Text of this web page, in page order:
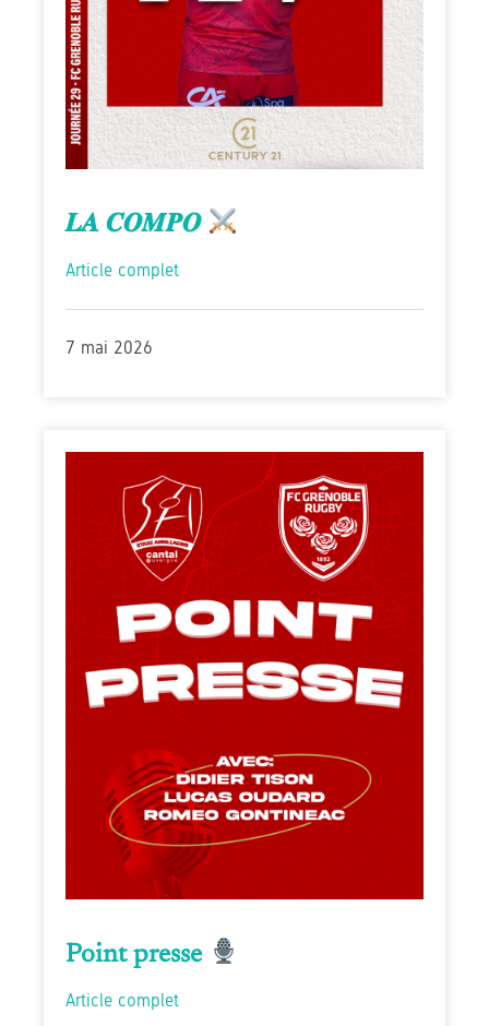
𝑳𝑨 𝑪𝑶𝑴𝑷𝑶
Article complet
7 mai 2026
Point presse
Article complet